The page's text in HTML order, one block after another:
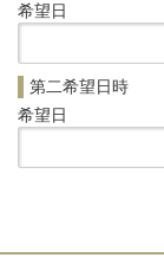
希望日
第二希望日時
希望日